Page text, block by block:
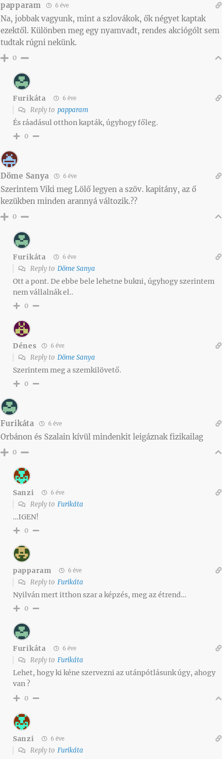
papparam 6 éve
Na, jobbak vagyunk, mint a szlovákok, ők négyet kaptak
ezektől. Különben meg egy nyamvadt, rendes akciógólt sem
tudtak rúgni nekünk.
0
Furikáta 6 éve
Reply to papparam
És ráadásul otthon kapták, úgyhogy főleg.
0
Döme Sanya 6 éve
Szerintem Viki meg Lölő legyen a szöv. kapitány, az ő
kezükben minden arannyá változik.??
0
Furikáta 6 éve
Reply to Döme Sanya
Ott a pont. De ebbe bele lehetne bukni, úgyhogy szerintem
nem vállalnák el..
0
Dénes 6 éve
Reply to Döme Sanya
Szerintem meg a szemkilövető.
0
Furikáta 6 éve
Orbánon és Szalain kívül mindenkit leigáznak fizikailag
0
Sanzi 6 éve
Reply to Furikáta
…IGEN!
0
papparam 6 éve
Reply to Furikáta
Nyilván mert itthon szar a képzés, meg az étrend…
0
Furikáta 6 éve
Reply to Furikáta
Lehet, hogy ki kéne szervezni az utánpótlásunk úgy, ahogy
van ?
0
Sanzi 6 éve
Reply to Furikáta